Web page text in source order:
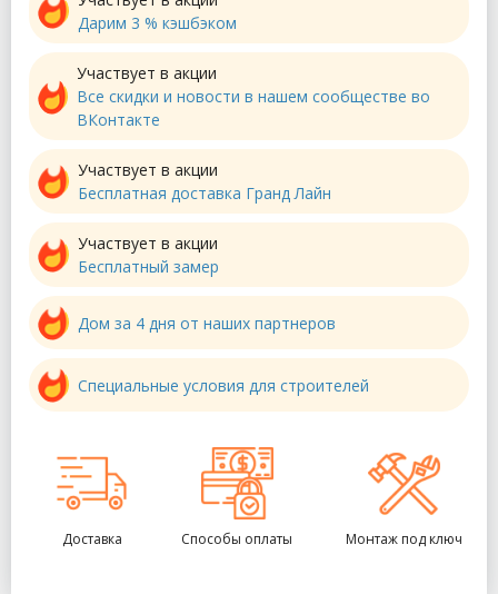
Дарим 3 % кэшбэком
Участвует в акции
Все скидки и новости в нашем сообществе во
ВКонтакте
Участвует в акции
Бесплатная доставка Гранд Лайн
Участвует в акции
Бесплатный замер
Дом за 4 дня от наших партнеров
Специальные условия для строителей
Доставка Способы оплаты Монтаж под ключ